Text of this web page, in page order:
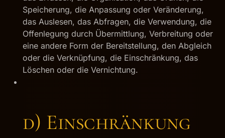
Speicherung, die Anpassung oder Veränderung,
das Auslesen, das Abfragen, die Verwendung, die
Offenlegung durch Übermittlung, Verbreitung oder
eine andere Form der Bereitstellung, den Abgleich
oder die Verknüpfung, die Einschränkung, das
Löschen oder die Vernichtung.
d) Einschränkung